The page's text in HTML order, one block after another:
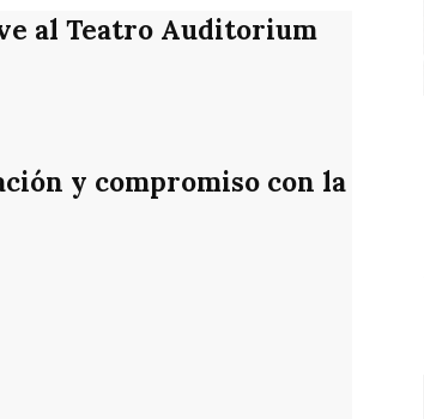
al Teatro Auditorium
y compromiso con la